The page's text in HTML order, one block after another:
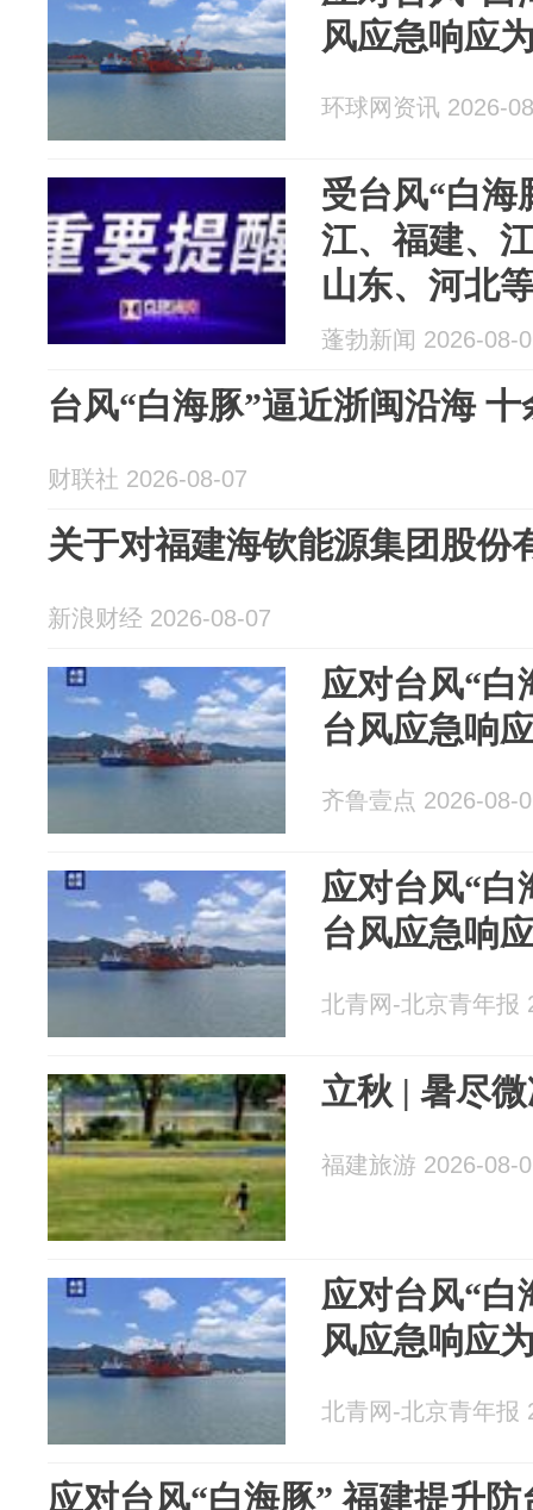
风应急响应
环球网资讯 2026-
受台风“白海
江、福建、
山东、河北
部分路段将
蓬勃新闻 2026-08-
台风“白海豚”逼近浙闽沿海
财联社 2026-08-07
关于对福建海钦能源集团股
新浪财经 2026-08-07
应对台风“白
台风应急响
齐鲁壹点 2026-08-
应对台风“白
台风应急响
北青网-北京青年报
立秋 | 暑尽
福建旅游 2026-08-
应对台风“白
风应急响应
北青网-北京青年报
应对台风“白海豚” 福建提升